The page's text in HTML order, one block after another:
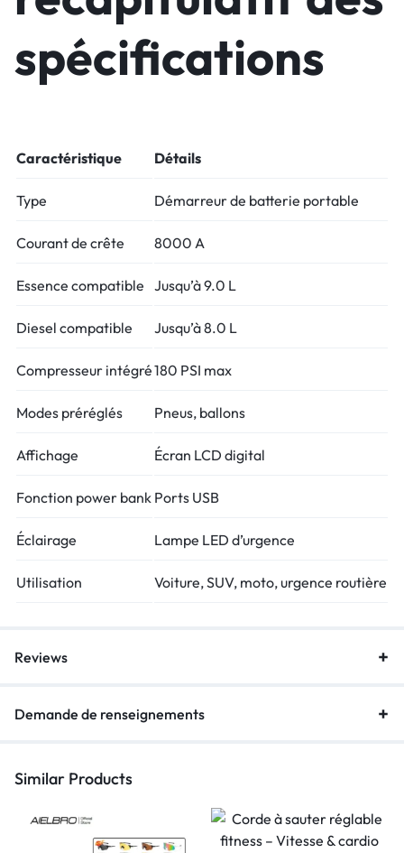
spécifications
Caractéristique Détails
Type Démarreur de batterie portable
Courant de crête 8000 A
Essence compatible Jusqu’à 9.0 L
Diesel compatible Jusqu’à 8.0 L
Compresseur intégré180 PSI max
Modes préréglés Pneus, ballons
Affichage Écran LCD digital
Fonction power bank Ports USB
Éclairage Lampe LED d’urgence
Utilisation Voiture, SUV, moto, urgence routière
Reviews
Demande de renseignements
Similar Products